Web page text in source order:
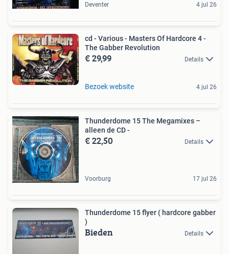
Deventer 4 jul 26
cd - Various - Masters Of Hardcore 4 -
The Gabber Revolution
€ 29,99 Details
Bezoek website 4 jul 26
Thunderdome 15 The Megamixes –
alleen de CD -
€ 22,50 Details
Voorburg 17 jul 26
Thunderdome 15 flyer ( hardcore gabber
)
Bieden Details